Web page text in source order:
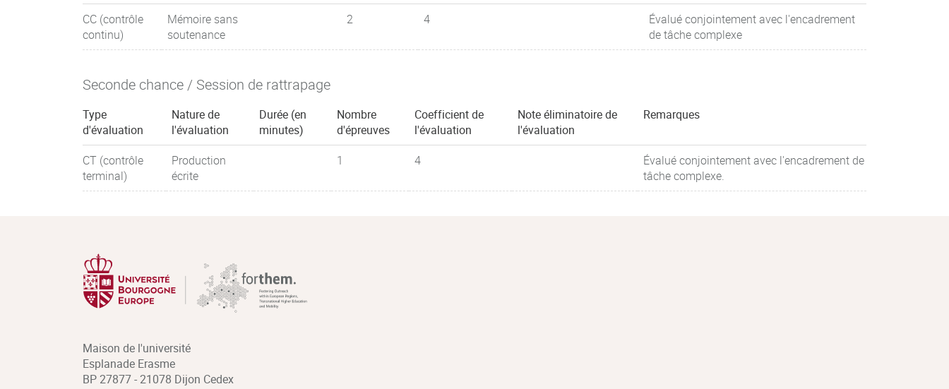
CC (contrôle
continu)
Mémoire sans
soutenance
2 4
Évalué conjointement avec l'encadrement
de tâche complexe
Seconde chance / Session de rattrapage
Type
d'évaluation
Nature de
l'évaluation
Durée (en
minutes)
Nombre
d'épreuves
Coefficient de
l'évaluation
Note éliminatoire de
l'évaluation
Remarques
CT (contrôle
terminal)
Production
écrite
1 4
Évalué conjointement avec l'encadrement de
tâche complexe.
Maison de l'université
Esplanade Erasme
BP 27877 - 21078 Dijon Cedex